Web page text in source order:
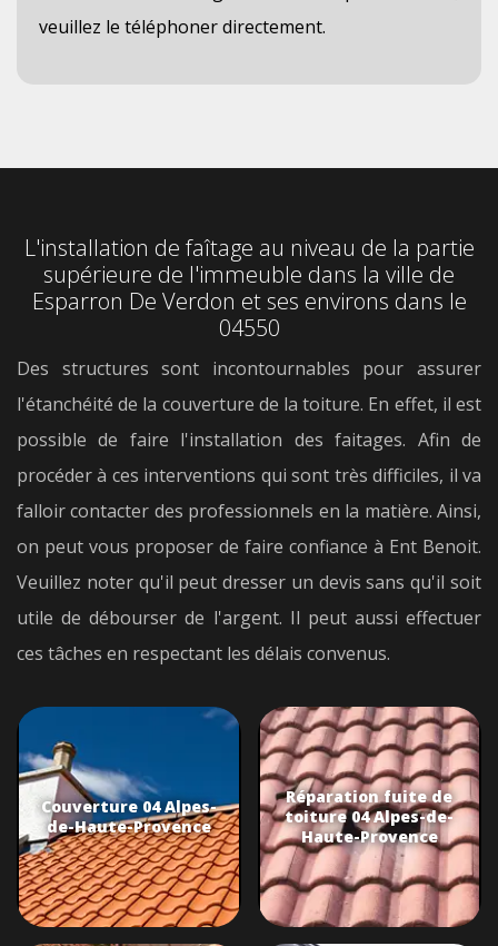
veuillez le téléphoner directement.
L'installation de faîtage au niveau de la partie
supérieure de l'immeuble dans la ville de
Esparron De Verdon et ses environs dans le
04550
Des structures sont incontournables pour assurer
l'étanchéité de la couverture de la toiture. En effet, il est
possible de faire l'installation des faitages. Afin de
procéder à ces interventions qui sont très difficiles, il va
falloir contacter des professionnels en la matière. Ainsi,
on peut vous proposer de faire confiance à Ent Benoit.
Veuillez noter qu'il peut dresser un devis sans qu'il soit
utile de débourser de l'argent. Il peut aussi effectuer
ces tâches en respectant les délais convenus.
Couverture 04 Alpes-
de-Haute-Provence
Réparation fuite de
toiture 04 Alpes-de-
Haute-Provence